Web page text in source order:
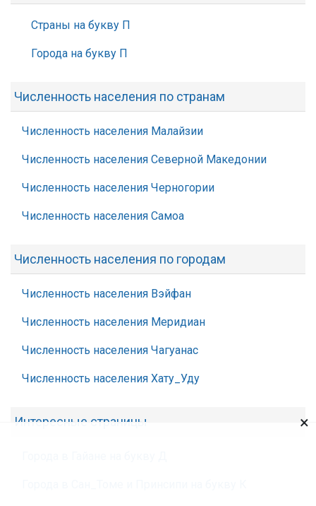
Страны на букву П
Города на букву П
Численность населения по странам
Численность населения Малайзии
Численность населения Северной Македонии
Численность населения Черногории
Численность населения Самоа
Численность населения по городам
Численность населения Вэйфан
Численность населения Меридиан
Численность населения Чагуанас
Численность населения Хату_Уду
Интересные страницы ×